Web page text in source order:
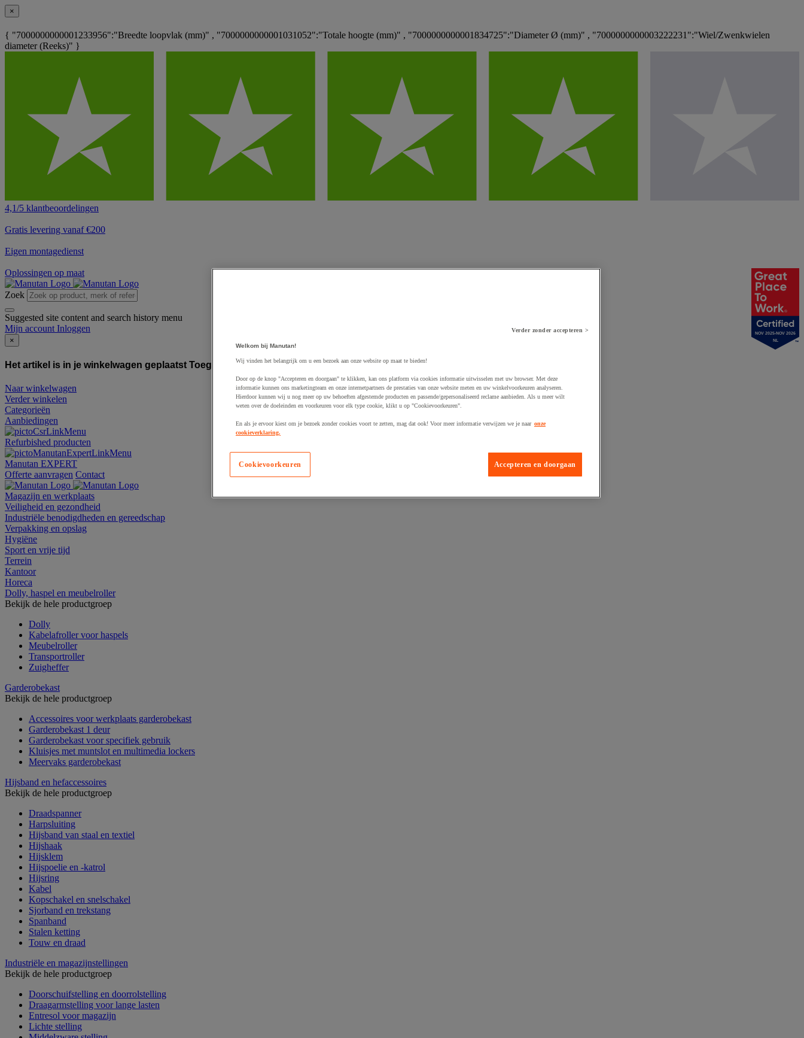
×
{ "7000000000001233956":"Breedte loopvlak (mm)" , "7000000000001031052":"Totale hoogte (mm)" , "7000000000001834725":"Diameter Ø (mm)" , "7000000000003222231":"Wiel/Zwenkwielen
diameter (Reeks)" }
4,1/5 klantbeoordelingen
Gratis levering vanaf €200
Eigen montagedienst
Oplossingen op maat
Zoek
Suggested site content and search history menu
Mijn account Inloggen
×
Het artikel is in je winkelwagen geplaatst Toegevoegd aan winkelwagen
Naar winkelwagen
Verder winkelen
Categorieën
Aanbiedingen
Refurbished producten
Manutan EXPERT
Offerte aanvragen Contact
Magazijn en werkplaats
Veiligheid en gezondheid
Industriële benodigdheden en gereedschap
Verpakking en opslag
Hygiëne
Sport en vrije tijd
Terrein
Kantoor
Horeca
Dolly, haspel en meubelroller
Bekijk de hele productgroep
Dolly
Kabelafroller voor haspels
Meubelroller
Transportroller
Zuigheffer
Garderobekast
Bekijk de hele productgroep
Accessoires voor werkplaats garderobekast
Garderobekast 1 deur
Garderobekast voor specifiek gebruik
Kluisjes met muntslot en multimedia lockers
Meervaks garderobekast
Hijsband en hefaccessoires
Bekijk de hele productgroep
Draadspanner
Harpsluiting
Hijsband van staal en textiel
Hijshaak
Hijsklem
Hijspoelie en -katrol
Hijsring
Kabel
Kopschakel en snelschakel
Sjorband en trekstang
Spanband
Stalen ketting
Touw en draad
Industriële en magazijnstellingen
Bekijk de hele productgroep
Doorschuifstelling en doorrolstelling
Draagarmstelling voor lange lasten
Entresol voor magazijn
Lichte stelling
NOV 2025-NOV 2026
NL
Verder zonder accepteren >
Welkom bij Manutan!
Wij vinden het belangrijk om u een bezoek aan onze website op maat te bieden!
Door op de knop "Accepteren en doorgaan" te klikken, kan ons platform via cookies informatie uitwisselen met uw browser. Met deze
informatie kunnen ons marketingteam en onze internetpartners de prestaties van onze website meten en uw winkelvoorkeuren analyseren.
Hierdoor kunnen wij u nog meer op uw behoeften afgestemde producten en passende/gepersonaliseerd reclame aanbieden. Als u meer wilt
weten over de doeleinden en voorkeuren voor elk type cookie, klikt u op "Cookievoorkeuren".
En als je ervoor kiest om je bezoek zonder cookies voort te zetten, mag dat ook! Voor meer informatie verwijzen we je naar onze
cookieverklaring.
Accepteren en doorgaan
Cookievoorkeuren